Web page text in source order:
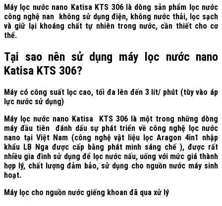
Máy lọc nước nano Katisa KTS 306 là dòng sản phẩm lọc nước
công nghệ nan không sử dụng điện, không nước thải, lọc sạch
và giữ lại khoáng chất tự nhiên trong nước, cần thiết cho cơ
thể.
Tại sao nên sử dụng máy lọc nước nano
Katisa KTS 306?
Máy có công suất lọc cao, tối đa lên đến 3 lít/ phút (tùy vào áp
lực nước sử dụng)
Máy lọc nước nano Katisa KTS 306 là một trong những dòng
máy đầu tiên đánh dấu sự phát triển về công nghệ lọc nước
nano tại Việt Nam (công nghệ vật liệu lọc Aragon 4in1 nhập
khẩu LB Nga được cấp bằng phát minh sáng chế ), được rất
nhiều gia đình sử dụng để lọc nước nấu, uống với mức giá thành
hợp lý, chất lượng đảm bảo, sử dụng cho nguồn nước máy sinh
hoạt.
Máy lọc cho nguồn nước giếng khoan đã qua xử lý